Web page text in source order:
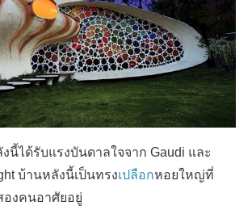
นี้ได้รับแรงบันดาลใจจาก Gaudi และ
บ้านหลังนี้เป็นทรงเปลือกหอยใหญ่ที่
งคนอาศัยอยู่